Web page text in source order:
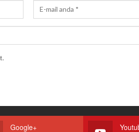
Google+